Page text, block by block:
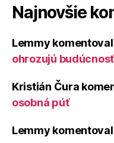
Najnovšie
Lemmy komentoval
ohrozujú
Kristián Čura
osobná púť
Lemmy komentoval